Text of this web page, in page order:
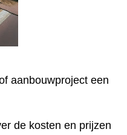
aanbouwproject een
de kosten en prijzen